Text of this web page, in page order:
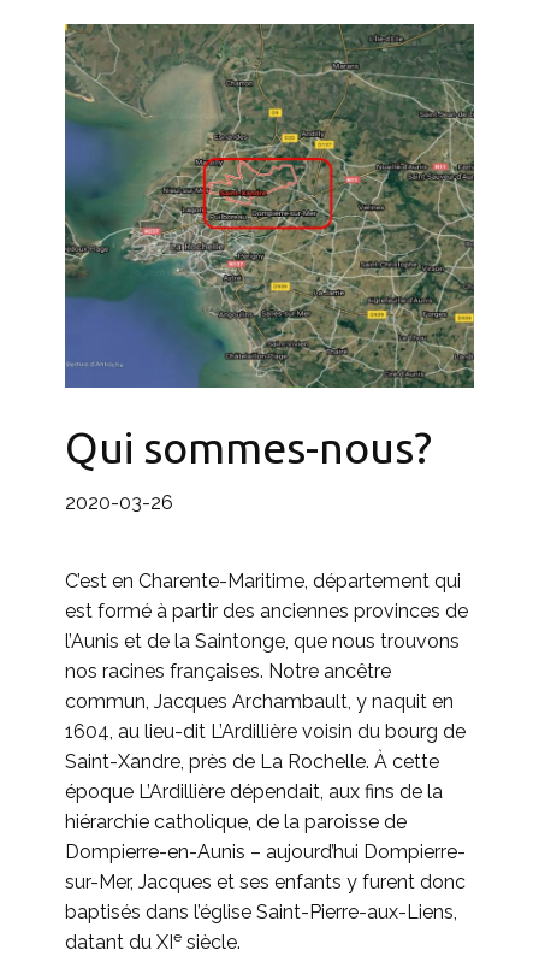
Qui sommes-nous?
2020-03-26
C’est en Charente-Maritime, département qui
est formé à partir des anciennes provinces de
l’Aunis et de la Saintonge, que nous trouvons
nos racines françaises. Notre ancêtre
commun, Jacques Archambault, y naquit en
1604, au lieu-dit L’Ardillière voisin du bourg de
Saint-Xandre, près de La Rochelle. À cette
époque L’Ardillière dépendait, aux fins de la
hiérarchie catholique, de la paroisse de
Dompierre-en-Aunis – aujourd’hui Dompierre-
sur-Mer, Jacques et ses enfants y furent donc
baptisés dans l’église Saint-Pierre-aux-Liens,
datant du XIe siècle.